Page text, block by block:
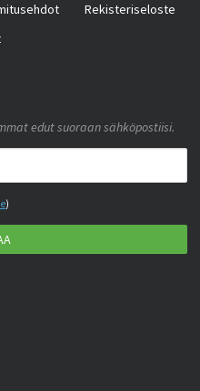
Rekisteriseloste
edut suoraan sähköpostiisi.
)